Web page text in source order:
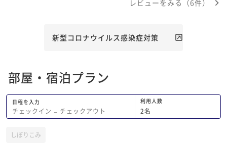
である必要はないと
レビューをみる（6件）
新型コロナウイルス感染症対策
部屋・宿泊プラン
日程を入力
チェックイン − チェックアウト
利用人数
2名
しぼりこみ